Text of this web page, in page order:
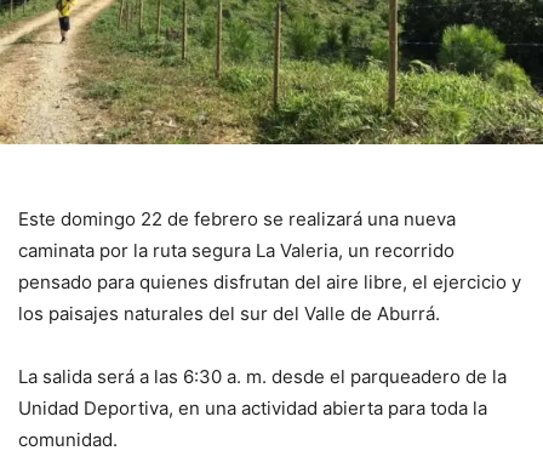
Este domingo 22 de febrero se realizará una nueva
caminata por la ruta segura La Valeria, un recorrido
pensado para quienes disfrutan del aire libre, el ejercicio y
los paisajes naturales del sur del Valle de Aburrá.
La salida será a las 6:30 a. m. desde el parqueadero de la
Unidad Deportiva, en una actividad abierta para toda la
comunidad.